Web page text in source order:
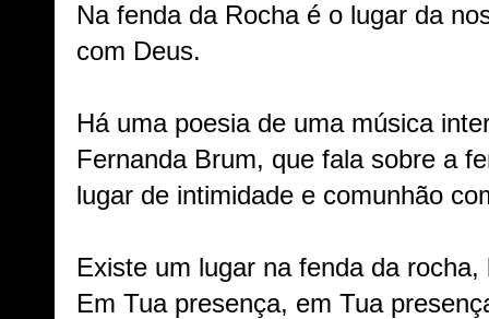
Na fenda da Rocha é o lugar da
com Deus.
Há uma poesia de uma música
Fernanda Brum, que fala sobre a
lugar de intimidade e comunhão
Existe um lugar na fenda da rocha,
Em Tua presença, em Tua